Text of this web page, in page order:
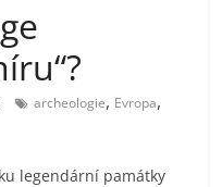
archeologie, Evropa,
legendární památky